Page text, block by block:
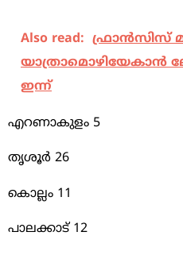
Also read: ഫ്രാന്‍സിസ്
യാത്രാമൊഴിയേകാന്‍
ഇന്ന്
എറണാകുളം 5
തൃശൂർ 26
കൊല്ലം 11
പാലക്കാട് 12